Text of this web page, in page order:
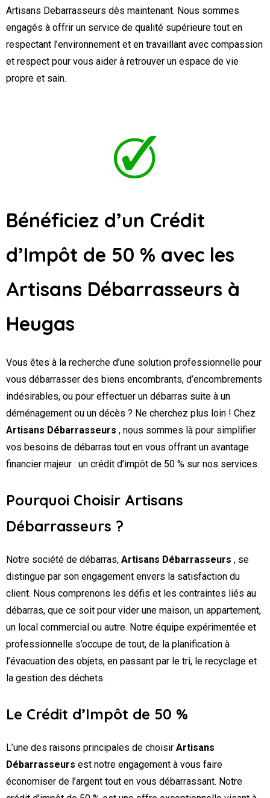
Artisans Debarrasseurs dès maintenant. Nous sommes
engagés à offrir un service de qualité supérieure tout en
respectant l’environnement et en travaillant avec compassion
et respect pour vous aider à retrouver un espace de vie
propre et sain.
Bénéficiez d’un Crédit
d’Impôt de 50 % avec les
Artisans Débarrasseurs à
Heugas
Vous êtes à la recherche d’une solution professionnelle pour
vous débarrasser des biens encombrants, d’encombrements
indésirables, ou pour effectuer un débarras suite à un
déménagement ou un décès ? Ne cherchez plus loin ! Chez
Artisans Débarrasseurs , nous sommes là pour simplifier
vos besoins de débarras tout en vous offrant un avantage
financier majeur : un crédit d’impôt de 50 % sur nos services.
Pourquoi Choisir Artisans
Débarrasseurs ?
Notre société de débarras, Artisans Débarrasseurs , se
distingue par son engagement envers la satisfaction du
client. Nous comprenons les défis et les contraintes liés au
débarras, que ce soit pour vider une maison, un appartement,
un local commercial ou autre. Notre équipe expérimentée et
professionnelle s’occupe de tout, de la planification à
l’évacuation des objets, en passant par le tri, le recyclage et
la gestion des déchets.
Le Crédit d’Impôt de 50 %
L’une des raisons principales de choisir Artisans
Débarrasseurs est notre engagement à vous faire
économiser de l’argent tout en vous débarrassant. Notre